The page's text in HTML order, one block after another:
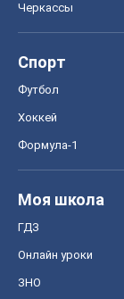
Черкассы
Спорт
Футбол
Хоккей
Формула-1
Моя школа
ГДЗ
Онлайн уроки
ЗНО